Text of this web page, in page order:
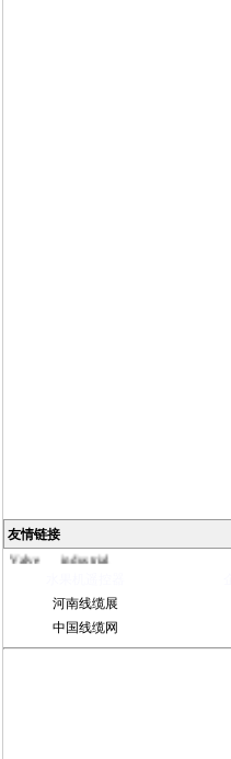
友情链接
Valve
China
Industrial
Valve
industrial
spiral
bevel gear
河南线缆展
中国线缆网